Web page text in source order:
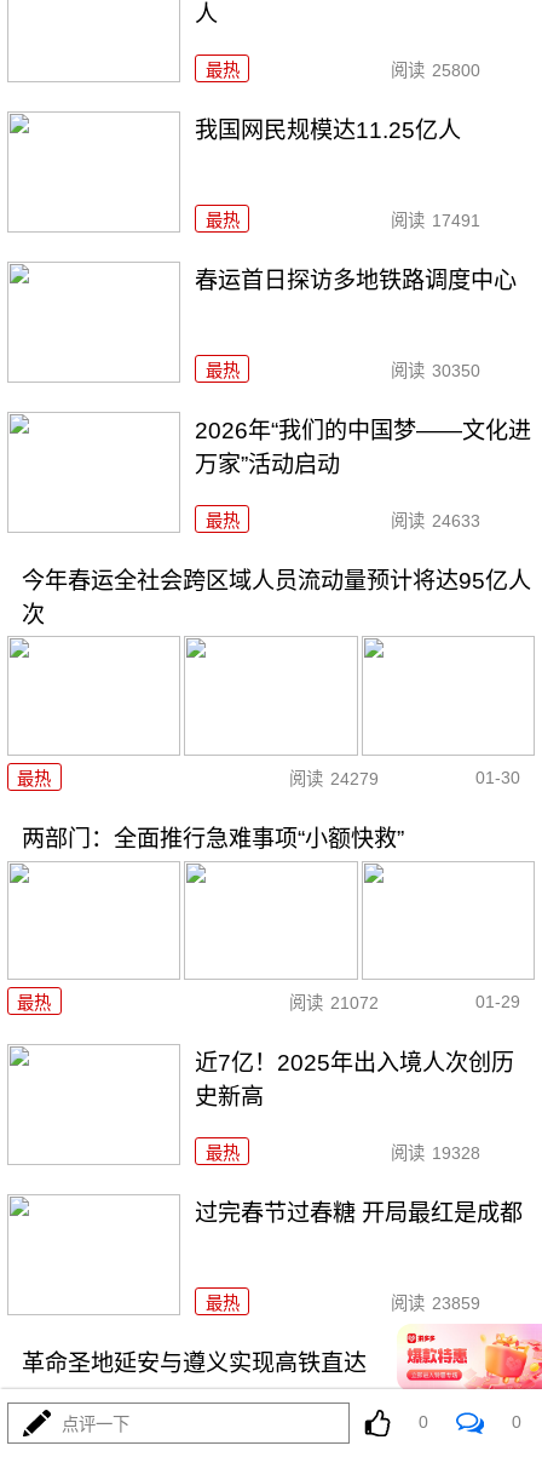
人
最热 阅读 25800
我国网民规模达11.25亿人
最热 阅读 17491
春运首日探访多地铁路调度中心
最热 阅读 30350
2026年“我们的中国梦——文化进
万家”活动启动
最热 阅读 24633
今年春运全社会跨区域人员流动量预计将达95亿人
次
最热 阅读 24279 01-30
两部门：全面推行急难事项“小额快救”
最热 阅读 21072 01-29
近7亿！2025年出入境人次创历
史新高
最热 阅读 19328
过完春节过春糖 开局最红是成都
最热 阅读 23859
革命圣地延安与遵义实现高铁直达
点评一下 0 0